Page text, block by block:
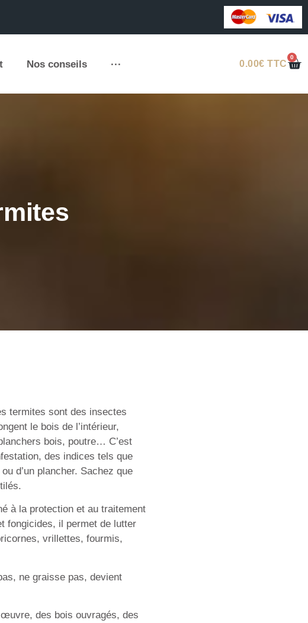
Nos conseils ··· 0.00€ TTC
0
termites sont des insectes
le bois de l’intérieur,
bois, poutre… C’est
des indices tels que
d’un plancher. Sachez que
à la protection et au traitement
fongicides, il permet de lutter
vrillettes, fourmis,
ne graisse pas, devient
des bois ouvragés, des